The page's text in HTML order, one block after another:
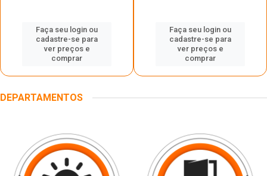
Faça seu login ou
cadastre-se para
ver preços e
comprar
Faça seu login ou
cadastre-se para
ver preços e
comprar
DEPARTAMENTOS